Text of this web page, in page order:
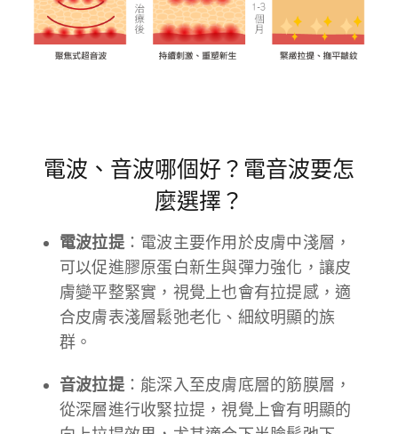
電波、音波哪個好？電音波要怎
麼選擇？
電波拉提：電波主要作用於皮膚中淺層，
可以促進膠原蛋白新生與彈力強化，讓皮
膚變平整緊實，視覺上也會有拉提感，適
合皮膚表淺層鬆弛老化、細紋明顯的族
群。
音波拉提：能深入至皮膚底層的筋膜層，
從深層進行收緊拉提，視覺上會有明顯的